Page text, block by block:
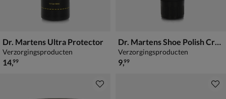
Dr. Martens Ultra Protector
Verzorgingsproducten
€ 14,99
14,99
Dr. Martens Shoe Polish Cream
Verzorgingsproducten
€ 9,99
9,99